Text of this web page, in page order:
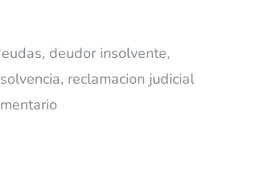
, deudor insolvente,
, reclamacion judicial